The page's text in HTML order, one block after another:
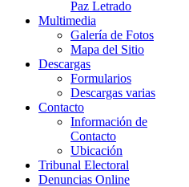
Paz Letrado
Multimedia
Galería de Fotos
Mapa del Sitio
Descargas
Formularios
Descargas varias
Contacto
Información de
Contacto
Ubicación
Tribunal Electoral
Denuncias Online